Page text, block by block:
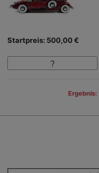
Startpreis: 500,00 €